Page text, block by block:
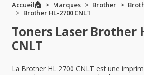
Accueil Marques Brother
Brother HL-2700 CNLT
Toners Laser Brother
CNLT
La Brother HL 2700 CNLT est une